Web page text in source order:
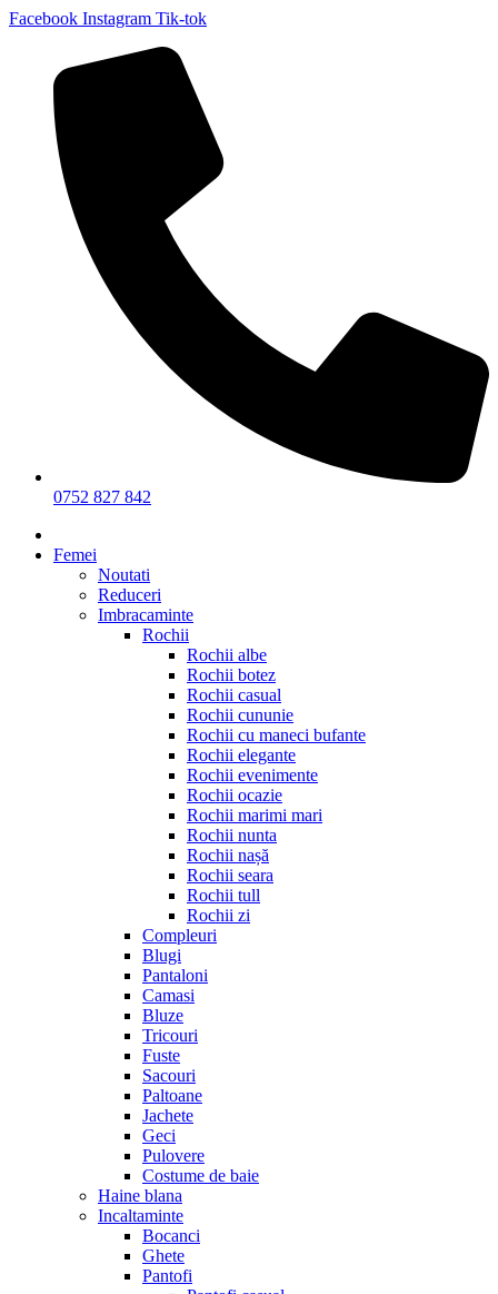
Facebook Instagram Tik-tok
0752 827 842
Femei
Noutati
Reduceri
Imbracaminte
Rochii
Rochii albe
Rochii botez
Rochii casual
Rochii cununie
Rochii cu maneci bufante
Rochii elegante
Rochii evenimente
Rochii ocazie
Rochii marimi mari
Rochii nunta
Rochii nașă
Rochii seara
Rochii tull
Rochii zi
Compleuri
Blugi
Pantaloni
Camasi
Bluze
Tricouri
Fuste
Sacouri
Paltoane
Jachete
Geci
Pulovere
Costume de baie
Haine blana
Incaltaminte
Bocanci
Ghete
Pantofi